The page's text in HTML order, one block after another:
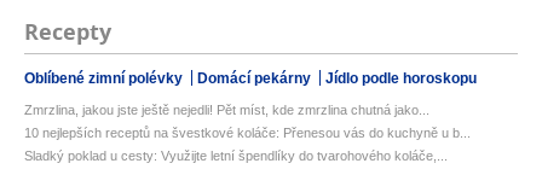
Recepty
Oblíbené zimní polévky Domácí pekárny Jídlo podle horoskopu
Zmrzlina, jakou jste ještě nejedli! Pět míst, kde zmrzlina chutná jako...
10 nejlepších receptů na švestkové koláče: Přenesou vás do kuchyně u b...
Sladký poklad u cesty: Využijte letní špendlíky do tvarohového koláče,...